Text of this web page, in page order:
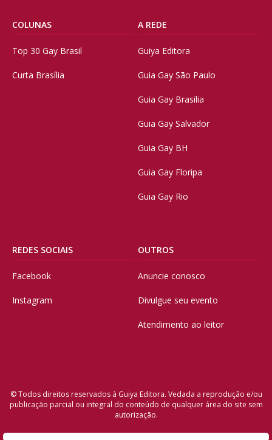
COLUNAS
Top 30 Gay Brasil
Curta Brasília
A REDE
Guiya Editora
Guia Gay São Paulo
Guia Gay Brasilia
Guia Gay Salvador
Guia Gay BH
Guia Gay Floripa
Guia Gay Rio
REDES SOCIAIS
Facebook
Instagram
OUTROS
Anuncie conosco
Divulgue seu evento
Atendimento ao leitor
© Todos direitos reservados à Guiya Editora. Vedada a reprodução e/ou
publicação parcial ou integral do conteúdo de qualquer área do site sem
autorização.